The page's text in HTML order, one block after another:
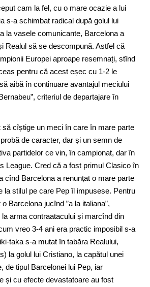
cam la fel, cu o mare ocazie a lui
s-a schimbat radical după golul lui
la vasele comunicante, Barcelona a
Realul să se descompună. Astfel că
Europei aproape resemnați, stînd
pentru că acest eșec cu 1-2 le
aibă în continuare avantajul meciului
criteriul de departajare în
să cîștige un meci în care în mare parte
de caracter, dar și un semn de
partidelor ce vin, în campionat, dar în
League. Cred că a fost primul Clasico în
cînd Barcelona a renunțat o mare parte
la stilul pe care Pep îl impusese. Pentru
Barcelona jucînd ”a la italiana”,
arma contraatacului și marcînd din
vreo 3-4 ani era practic imposibil s-a
taka s-a mutat în tabăra Realului,
la golul lui Cristiano, la capătul unei
de tipul Barcelonei lui Pep, iar
și cu efecte devastatoare au fost